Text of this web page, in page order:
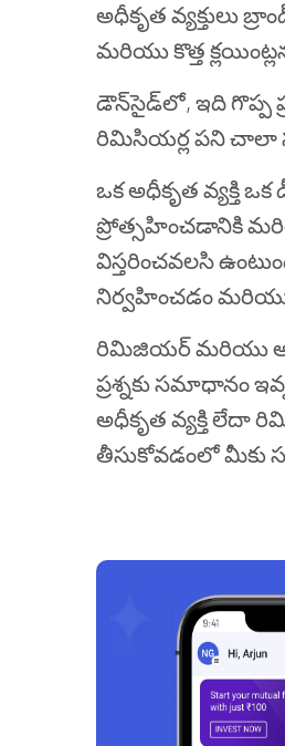
అధీకృత వ్యక్తులు
మరియు కొత్త
డౌన్‌సైడ్‌లో, ఇది గొప్ప
రిమిసియర్ల పని చాలా
ఒక అధీకృత వ్యక్తి
ప్రోత్సహించడానికి
విస్తరించవలసి
నిర్వహించడం మరియు
రిమిజియర్ మరియు
ప్రశ్నకు సమాధానం
అధీకృత వ్యక్తి లేదా
తీసుకోవడంలో మీకు